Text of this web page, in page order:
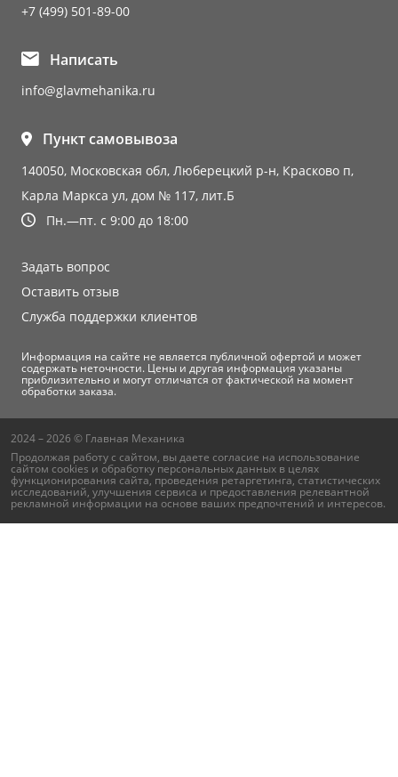
+7 (499) 501-89-00
Написать
info@glavmehanika.ru
Пункт самовывоза
140050, Московская обл, Люберецкий р-н, Красково п,
Карла Маркса ул, дом № 117, лит.Б
Пн.—пт. с 9:00 до 18:00
Задать вопрос
Оставить отзыв
Служба поддержки клиентов
Информация на сайте не является публичной офертой и может
содержать неточности. Цены и другая информация указаны
приблизительно и могут отличатся от фактической на момент
обработки заказа.
2024 – 2026 © Главная Механика
Продолжая работу с сайтом, вы даете согласие на использование
сайтом cookies и обработку персональных данных в целях
функционирования сайта, проведения ретаргетинга, статистических
исследований, улучшения сервиса и предоставления релевантной
рекламной информации на основе ваших предпочтений и интересов.